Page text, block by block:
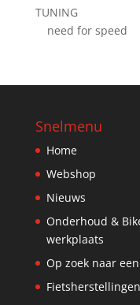
TUNING
need for speed
Snelmenu
Home
Webshop
Nieuws
Onderhoud &
werkplaats
Op zoek naar
Fietsherstellingen